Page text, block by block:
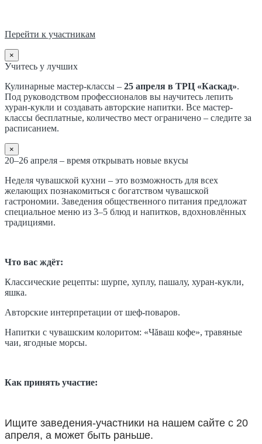
Перейти к участникам
×
Учитесь у лучших
Кулинарные мастер-классы – 25 апреля в ТРЦ «Каскад».
Под руководством профессионалов вы научитесь лепить
хуран-кукли и создавать авторские напитки. Все мастер-
классы бесплатные, количество мест ограничено – следите за
расписанием.
×
20–26 апреля – время открывать новые вкусы
Неделя чувашской кухни – это возможность для всех
желающих познакомиться с богатством чувашской
гастрономии. Заведения общественного питания предложат
специальное меню из 3–5 блюд и напитков, вдохновлённых
традициями.
Что вас ждёт:
Классические рецепты: шурпе, хуплу, пашалу, хуран-кукли,
яшка.
Авторские интерпретации от шеф-поваров.
Напитки с чувашским колоритом: «Чăваш кофе», травяные
чаи, ягодные морсы.
Как принять участие:
Ищите заведения-участники на нашем сайте с 20
апреля, а может быть раньше.